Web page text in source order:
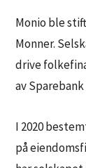
Monio ble
Monner.
drive
av Sparebank
I 2020
på